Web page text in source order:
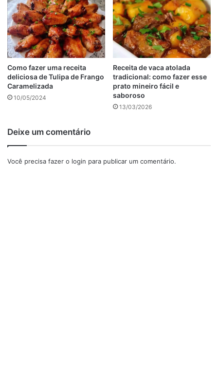
Como fazer uma receita
deliciosa de Tulipa de Frango
Caramelizada
10/05/2024
Receita de vaca atolada
tradicional: como fazer esse
prato mineiro fácil e
saboroso
13/03/2026
Deixe um comentário
Você precisa fazer o login para publicar um comentário.